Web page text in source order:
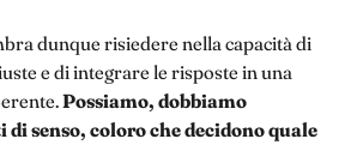
dunque risiedere nella capacità di
e di integrare le risposte in una
Possiamo, dobbiamo
senso, coloro che decidono quale